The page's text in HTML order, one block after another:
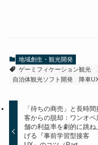
地域創生・観光開発
ゲーミフィケーション観光
自治体観光ソフト開発
降車
「待ちの商売」と長時間
客からの脱却：ワンオペ
舗の利益率を劇的に跳ね
げる『事前学習型接客